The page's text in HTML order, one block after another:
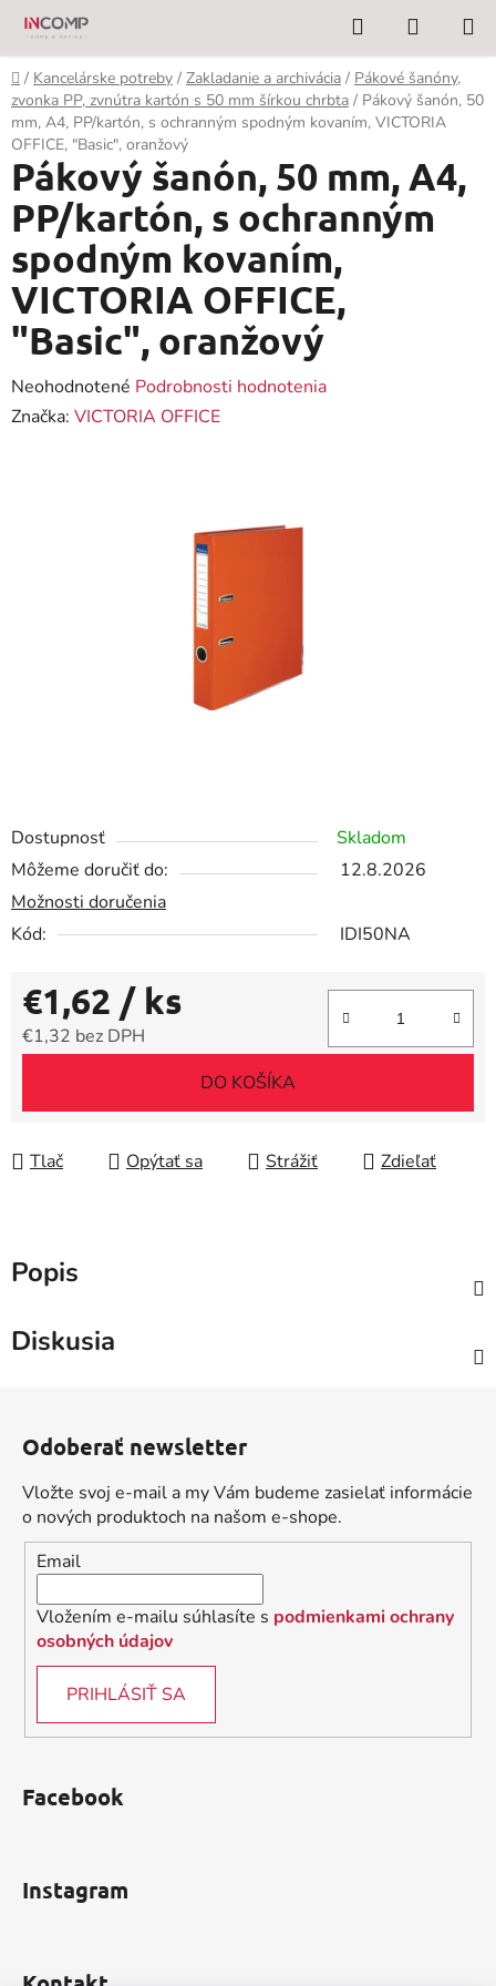
Prejsť
obsah
Hľadať
KOŠÍK
Domov
/ Kancelárske potreby / Zakladanie a archivácia / Pákové šanóny,
zvonka PP, zvnútra kartón s 50 mm šírkou chrbta / Pákový šanón, 50
mm, A4, PP/kartón, s ochranným spodným kovaním, VICTORIA
OFFICE, "Basic", oranžový
Dostupnosť
Skladom
Môžeme doručiť do:
12.8.2026
Možnosti doručenia
Kód:
IDI50NA
€1,62 / ks
€1,32 bez DPH
DO KOŠÍKA
Tlač Opýtať sa Strážiť Zdieľať
Pákový šanón, 50 mm, A4,
PP/kartón, s ochranným
spodným kovaním,
VICTORIA OFFICE,
"Basic", oranžový
Priemerné
hodnotenie
Neohodnotené Podrobnosti hodnotenia
Značka: VICTORIA OFFICE
Popis
Diskusia
Odoberať newsletter
Vložte svoj e-mail a my Vám budeme zasielať informácie
o nových produktoch na našom e-shope.
Email
Vložením e-mailu súhlasíte s podmienkami ochrany
osobných údajov
PRIHLÁSIŤ SA
Facebook
Instagram